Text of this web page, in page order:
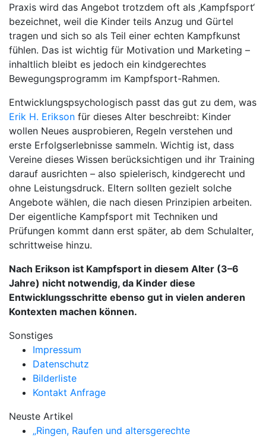
Praxis wird das Angebot trotzdem oft als ‚Kampfsport‘
bezeichnet, weil die Kinder teils Anzug und Gürtel
tragen und sich so als Teil einer echten Kampfkunst
fühlen. Das ist wichtig für Motivation und Marketing –
inhaltlich bleibt es jedoch ein kindgerechtes
Bewegungsprogramm im Kampfsport-Rahmen.
Entwicklungspsychologisch passt das gut zu dem, was
Erik H. Erikson für dieses Alter beschreibt: Kinder
wollen Neues ausprobieren, Regeln verstehen und
erste Erfolgserlebnisse sammeln. Wichtig ist, dass
Vereine dieses Wissen berücksichtigen und ihr Training
darauf ausrichten – also spielerisch, kindgerecht und
ohne Leistungsdruck. Eltern sollten gezielt solche
Angebote wählen, die nach diesen Prinzipien arbeiten.
Der eigentliche Kampfsport mit Techniken und
Prüfungen kommt dann erst später, ab dem Schulalter,
schrittweise hinzu.
Nach Erikson ist Kampfsport in diesem Alter (3–6
Jahre) nicht notwendig, da Kinder diese
Entwicklungsschritte ebenso gut in vielen anderen
Kontexten machen können.
Sonstiges
Impressum
Datenschutz
Bilderliste
Kontakt Anfrage
Neuste Artikel
„Ringen, Raufen und altersgerechte